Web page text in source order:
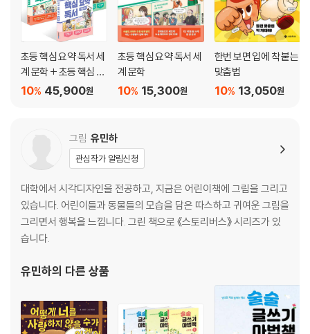
다양한 주제로 한 문단을 써요 64
(내가 좋아하는 것 / 내가 하고 싶은 말)
7 한 문단을 써요 (2)
이야기를 지어 한 문단을 써요 74
왜 두 문단으로 나눌까요? 82
두 문단을 쉽게 쓰는 방법 86
문단을 적절하게 나누는 방법 92
9 두 문단을 써요(일곱 문장, 여덟 문장 쓰기)
주제를 골라 두 문단을 써요 106
10 세 문단을 이해하고 써요(열 문장 쓰기)
초등 핵심 요약 독서 세
계 문학 + 초등 핵심 요
약 독서 고전 문학 + 초
45,900원
10%
초등 핵심 요약 독서 세
계 문학
15,300원
10%
한번 보면 입에 착 붙는
맞춤법
13,050원
10%
그림 유민하
관심작가 알림신청
대학에서 시각디자인을 전공하고, 지금은 어린이책에 그림을 그리고
있습니다. 어린이들과 동물들의 모습을 담은 따스하고 귀여운 그림을
그리면서 행복을 느낍니다. 그린 책으로 《스토리버스》 시리즈가 있
습니다.
유민하의 다른 상품